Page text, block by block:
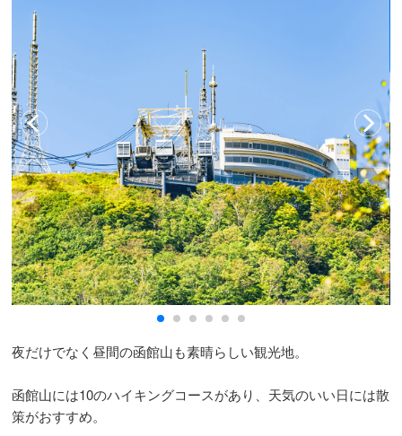
夜だけでなく昼間の函館山も素晴らしい観光地。
函館山には10のハイキングコースがあり、天気のいい日には散
策がおすすめ。